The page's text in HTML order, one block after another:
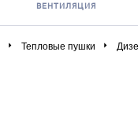
ВЕНТИЛЯЦИЯ
Тепловые пушки